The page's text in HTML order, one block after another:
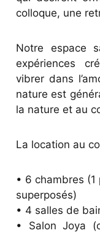
colloque, une
Notre espace
expériences
vibrer dans
nature est
la nature et au
La location au
• 6 chambres
superposés)
• 4 salles de
• Salon Joya